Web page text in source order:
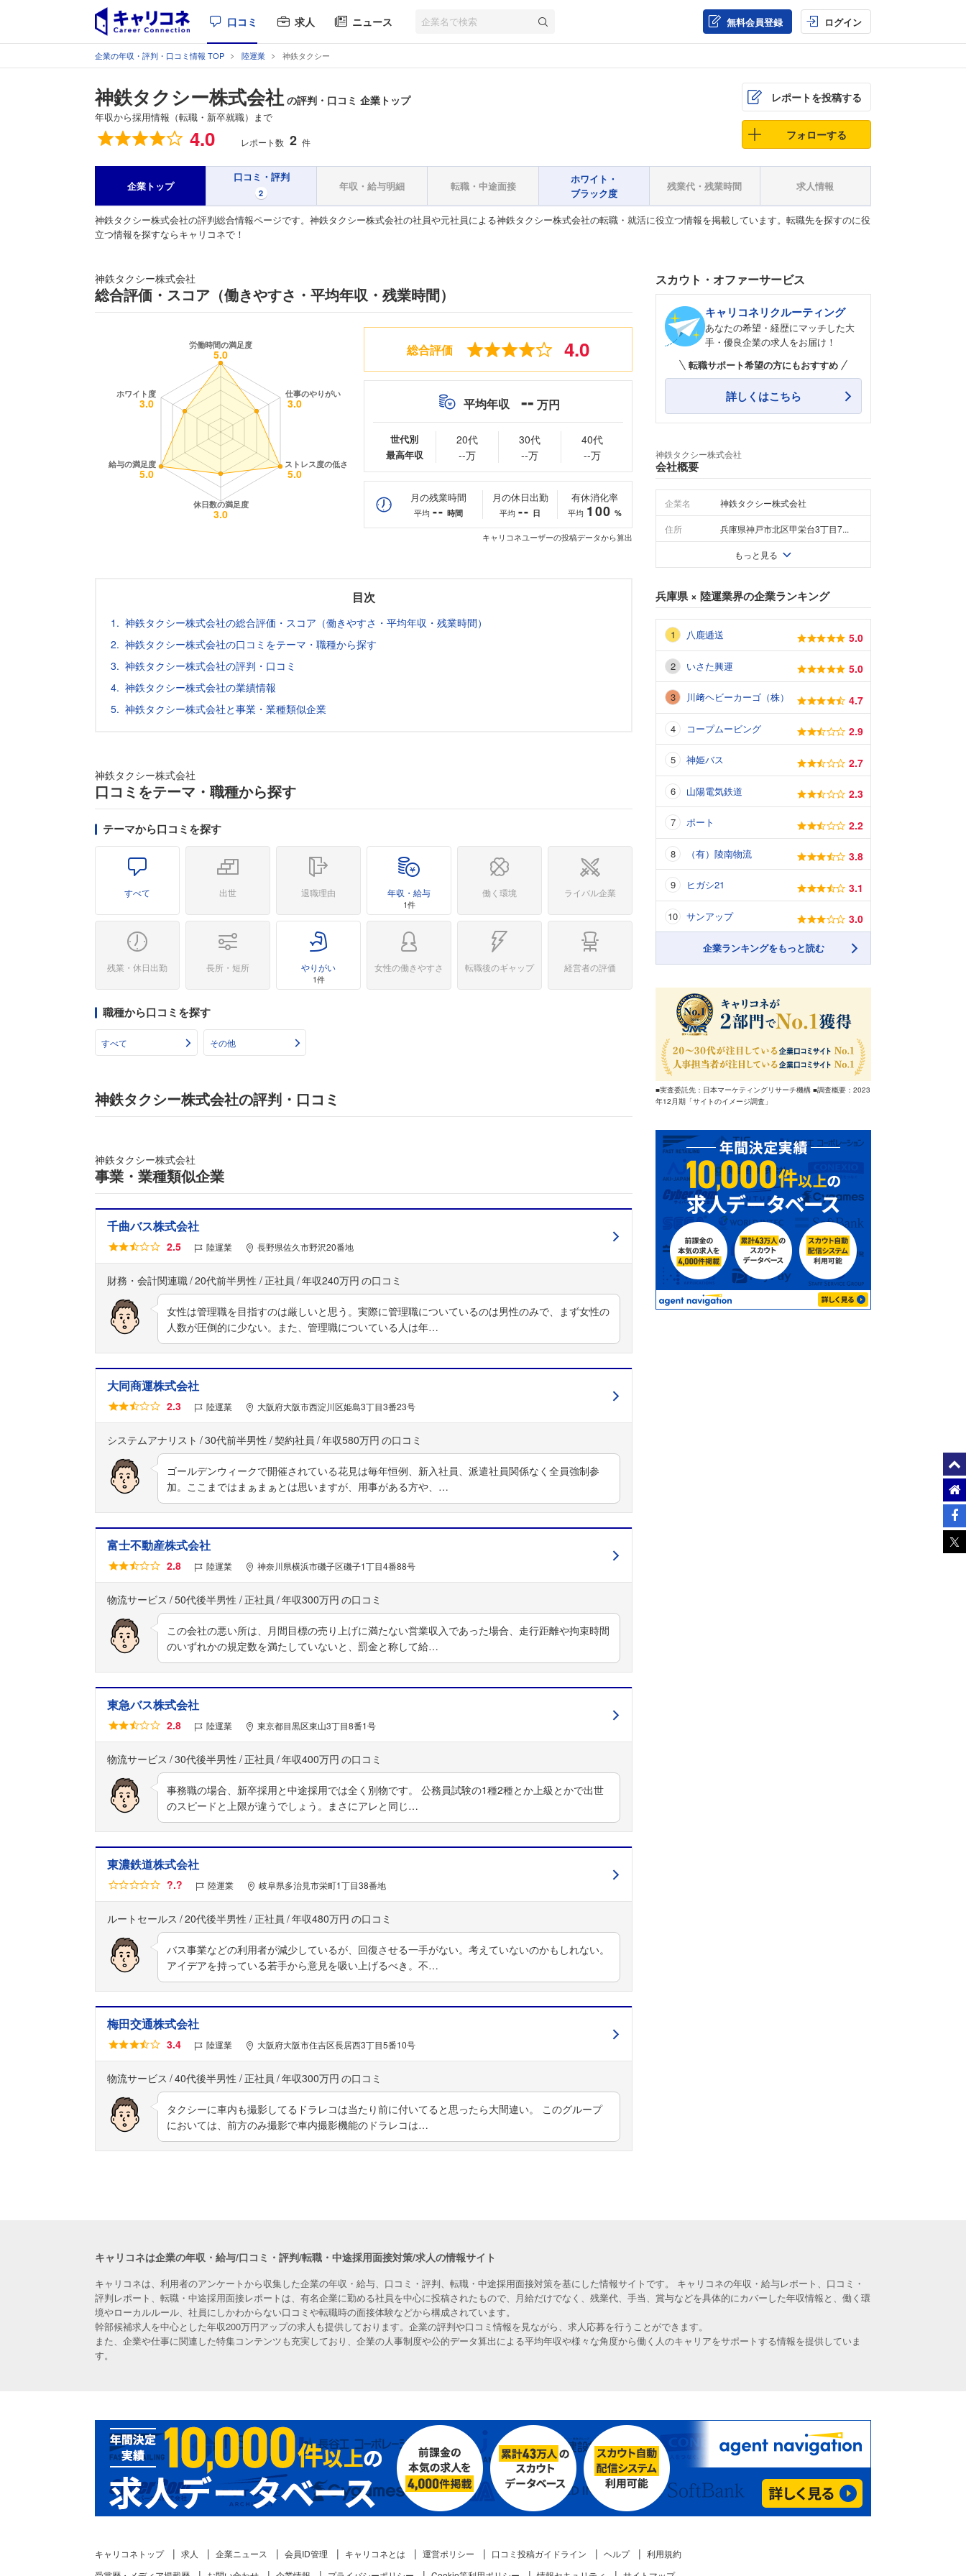
口コミ 求人 ニュース 無料会員登録 ログイン
企業の年収・評判・口コミ情報 TOP 陸運業 神鉄タクシー
神鉄タクシー株式会社 の評判・口コミ 企業トップ
年収から採用情報（転職・新卒就職）まで
総合評価 4.0 レポート数 2 件
レポートを投稿する
フォローする
企業トップ
口コミ・評判
2
年収・給与明細 転職・中途面接
ホワイト・
ブラック度
残業代・残業時間 求人情報
神鉄タクシー株式会社の評判総合情報ページです。神鉄タクシー株式会社の社員や元社員による神鉄タクシー株式会社の転職・就活に役立つ情報を掲載しています。転職先を探すのに役
立つ情報を探すならキャリコネで！
フォローしました
こちらの企業もフォローしませんか？
神鉄タクシー株式会社
総合評価・スコア（働きやすさ・平均年収・残業時間）
総合評価 4.0
平均年収 -- 万円
世代別
最高年収
20代
--万
30代
--万
40代
--万
月の残業時間
平均 -- 時間
月の休日出勤
平均 -- 日
有休消化率
平均 100 %
キャリコネユーザーの投稿データから算出
目次
神鉄タクシー株式会社の総合評価・スコア（働きやすさ・平均年収・残業時間）
神鉄タクシー株式会社の口コミをテーマ・職種から探す
神鉄タクシー株式会社の評判・口コミ
神鉄タクシー株式会社の業績情報
神鉄タクシー株式会社と事業・業種類似企業
神鉄タクシー株式会社
口コミをテーマ・職種から探す
テーマから口コミを探す
すべて 出世 退職理由 年収・給与
1件
働く環境 ライバル企業
残業・休日出勤 長所・短所 やりがい
1件
女性の働きやすさ 転職後のギャップ 経営者の評価
職種から口コミを探す
すべて その他
神鉄タクシー株式会社の評判・口コミ
神鉄タクシー株式会社
事業・業種類似企業
千曲バス株式会社
2.5 陸運業 長野県佐久市野沢20番地
財務・会計関連職 20代前半男性 正社員 年収240万円
女性は管理職を目指すのは厳しいと思う。実際に管理職についているのは男性のみで、まず女性の
人数が圧倒的に少ない。また、管理職についている人は年…
大同商運株式会社
2.3 陸運業 大阪府大阪市西淀川区姫島3丁目3番23号
システムアナリスト 30代前半男性 契約社員 年収580万円
ゴールデンウィークで開催されている花見は毎年恒例、新入社員、派遣社員関係なく全員強制参
加。ここまではまぁまぁとは思いますが、用事がある方や、…
富士不動産株式会社
2.8 陸運業 神奈川県横浜市磯子区磯子1丁目4番88号
物流サービス 50代後半男性 正社員 年収300万円
この会社の悪い所は、月間目標の売り上げに満たない営業収入であった場合、走行距離や拘束時間
のいずれかの規定数を満たしていないと、罰金と称して給…
東急バス株式会社
2.8 陸運業 東京都目黒区東山3丁目8番1号
物流サービス 30代後半男性 正社員 年収400万円
事務職の場合、新卒採用と中途採用では全く別物です。 公務員試験の1種2種とか上級とかで出世
のスピードと上限が違うでしょう。まさにアレと同じ…
東濃鉄道株式会社
?.? 陸運業 岐阜県多治見市栄町1丁目38番地
ルートセールス 20代後半男性 正社員 年収480万円
バス事業などの利用者が減少しているが、回復させる一手がない。考えていないのかもしれない。
アイデアを持っている若手から意見を吸い上げるべき。不…
梅田交通株式会社
3.4 陸運業 大阪府大阪市住吉区長居西3丁目5番10号
物流サービス 40代後半男性 正社員 年収300万円
タクシーに車内も撮影してるドラレコは当たり前に付いてると思ったら大間違い。 このグループ
においては、前方のみ撮影で車内撮影機能のドラレコは…
スカウト・オファーサービス
キャリコネリクルーティング
あなたの希望・経歴にマッチした大
手・優良企業の求人をお届け！
転職サポート希望の方にもおすすめ
詳しくはこちら
神鉄タクシー株式会社
会社概要
企業名 神鉄タクシー株式会社
住所 兵庫県神戸市北区甲栄台3丁目7...
もっと見る
兵庫県× 陸運業界の企業ランキング
八鹿逓送 5.0
いさた興運 5.0
川﨑ヘビーカーゴ（株） 4.7
コープムービング 2.9
神姫バス 2.7
山陽電気鉄道 2.3
ポート 2.2
（有）陵南物流 3.8
ヒガシ21 3.1
サンアップ 3.0
企業ランキングをもっと読む
■実査委託先：日本マーケティングリサーチ機構 ■調査概要：2023
年12月期「サイトのイメージ調査」
キャリコネは企業の年収・給与/口コミ・評判/転職・中途採用面接対策/求人の情報サイト
キャリコネは、利用者のアンケートから収集した企業の年収・給与、口コミ・評判、転職・中途採用面接対策を基にした情報サイトです。 キャリコネの年収・給与レポート、口コミ・
評判レポート、転職・中途採用面接レポートは、有名企業に勤める社員を中心に投稿されたもので、月給だけでなく、残業代、手当、賞与などを具体的にカバーした年収情報と、働く環
境やローカルルール、社員にしかわからない口コミや転職時の面接体験などから構成されています。
幹部候補求人を中心とした年収200万円アップの求人も提供しております。企業の評判や口コミ情報を見ながら、求人応募を行うことができます。
また、企業や仕事に関連した特集コンテンツも充実しており、企業の人事制度や公的データ算出による平均年収や様々な角度から働く人のキャリアをサポートする情報を提供していま
す。
キャリコネトップ 求人 企業ニュース 会員ID管理 キャリコネとは 運営ポリシー 口コミ投稿ガイドライン ヘルプ
利用規約